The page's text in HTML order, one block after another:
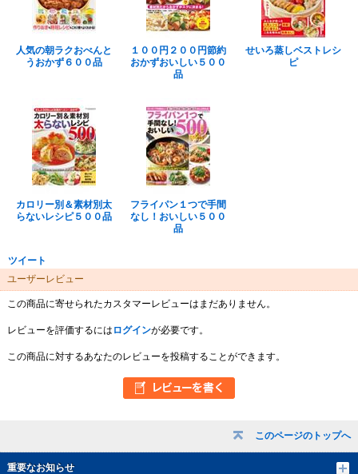
このページのトップへ
重要なお知らせ
人気の朝ラクおべんと
うおかず６００品
１００円２００円節約
おかずおいしい５００
品
せいろ蒸しベストレシ
ピ
カロリー別＆素材別太
らないレシピ５００品
フライパン１つで手間
なし！おいしい５００
品
ツイート
ユーザーレビュー
この商品に寄せられたカスタマーレビューはまだありません。
レビューを評価するには ログインが必要です。
この商品に対するあなたのレビューを投稿することができます。